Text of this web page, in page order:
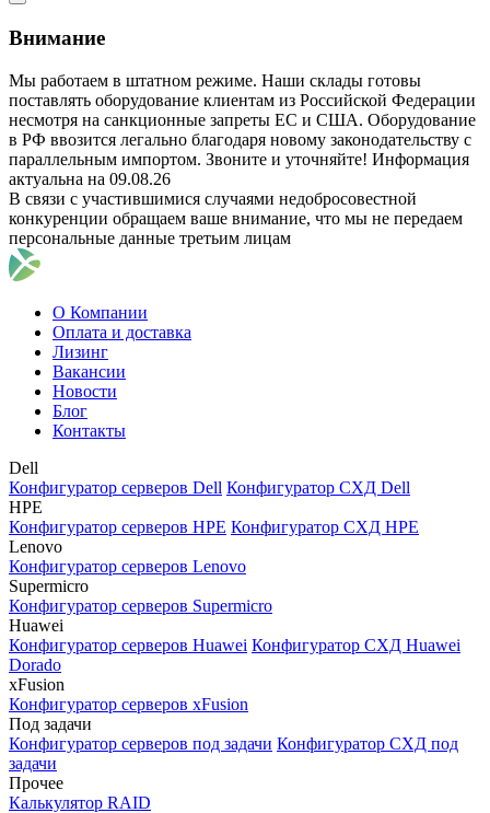
Внимание
Мы работаем в штатном режиме. Наши склады готовы
поставлять оборудование клиентам из Российской Федерации
несмотря на санкционные запреты ЕС и США. Оборудование
в РФ ввозится легально благодаря новому законодательству с
параллельным импортом. Звоните и уточняйте! Информация
актуальна на 09.08.26
В связи с участившимися случаями недобросовестной
конкуренции обращаем ваше внимание, что мы не передаем
персональные данные третьим лицам
О Компании
Оплата и доставка
Лизинг
Вакансии
Новости
Блог
Контакты
Dell
Конфигуратор серверов Dell Конфигуратор СХД Dell
HPE
Конфигуратор серверов HPE Конфигуратор СХД HPE
Lenovo
Конфигуратор серверов Lenovo
Supermicro
Конфигуратор серверов Supermicro
Huawei
Конфигуратор серверов Huawei Конфигуратор СХД Huawei
Dorado
xFusion
Конфигуратор серверов xFusion
Под задачи
Конфигуратор серверов под задачи Конфигуратор СХД под
задачи
Прочее
Калькулятор RAID